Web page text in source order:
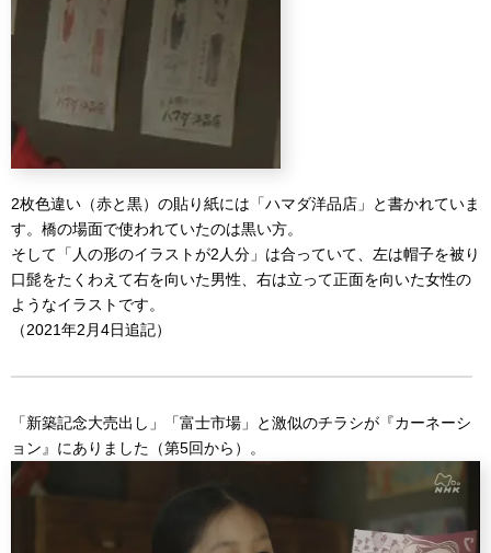
2枚色違い（赤と黒）の貼り紙には「ハマダ洋品店」と書かれていま
す。橋の場面で使われていたのは黒い方。
そして「人の形のイラストが2人分」は合っていて、左は帽子を被り
口髭をたくわえて右を向いた男性、右は立って正面を向いた女性の
ようなイラストです。
（2021年2月4日追記）
「新築記念大売出し」「富士市場」と激似のチラシが『カーネーシ
ョン』にありました（第5回から）。